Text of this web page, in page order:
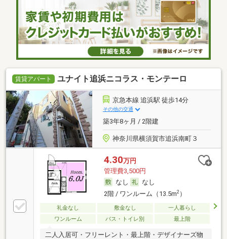
賃貸アパート ユナイト追浜ニコラス・モンテーロ
京急本線 追浜駅 徒歩14分
その他の交通
築3年8ヶ月 / 2階建
神奈川県横須賀市追浜南町３
4.30万円
管理費3,500円
なし
なし
2階 / ワンルーム（13.5m2）
礼金なし 敷金なし
一人暮らし
ワンルーム
バス・トイレ別 最上階
二人入居可・フリーレント・最上階・デザイナーズ物